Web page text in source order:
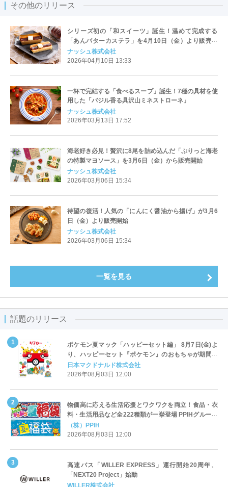
その他のリリース
シリーズ初の「和スイーツ」誕生！温めて完成する
「あんバターカステラ」を4月10日（金）より販売開
始
ナッシュ株式会社
2026年04月10日 13:33
一杯で完結する「食べるスープ」誕生！7種の具材を使
用した「バジル香る具沢山ミネストローネ」
ナッシュ株式会社
2026年03月13日 17:52
海老好き必見！贅沢に8尾を詰め込んだ「ぷりっと海老
の特製マヨソース」を3月6日（金）から販売開始
ナッシュ株式会社
2026年03月06日 15:34
待望の復活！人気の「にんにく醤油から揚げ」が3月6
日（金）より販売開始
ナッシュ株式会社
2026年03月06日 15:34
一覧を見る
話題のリリース
ポケモン夏マック「ハッピーセット編」 8月7日(金)よ
り、ハッピーセット『ポケモン』のおもちゃが期間限
定登場
日本マクドナルド株式会社
2026年08月03日 12:00
物価高に応える生活応援とワクワクを両立！食品・衣
料・生活用品など全222種類が一挙登場 PPIHグループ
「夏福袋」＆セール 8月6日(木)より順次スタート
（株）PPIH
2026年08月03日 12:00
高速バス「WILLER EXPRESS」運行開始20周年、
「NEXT20 Project」始動
WILLER株式会社